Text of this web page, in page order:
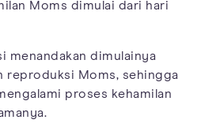
Moms dimulai dari hari
menandakan dimulainya
reproduksi Moms, sehingga
proses kehamilan